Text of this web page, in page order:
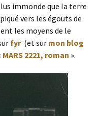
immonde que la terre
vers les égouts de
les moyens de le
fyr(et sur mon blog
MARS 2221, roman ».